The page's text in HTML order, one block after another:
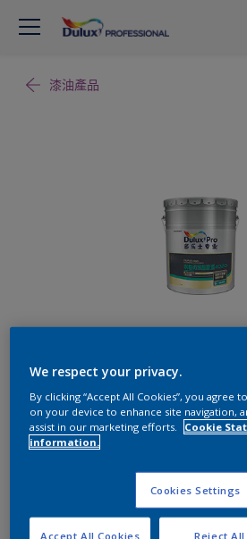
漆油產品
多樂士專業水溶性丙
20L
We respect your privacy.
By clicking “Accept All Cookies”, you agree
on your device to enhance site navigation,
assist in our marketing efforts.
Cookie
information.
Cookies Settings
Reject All
Accept All Cookies